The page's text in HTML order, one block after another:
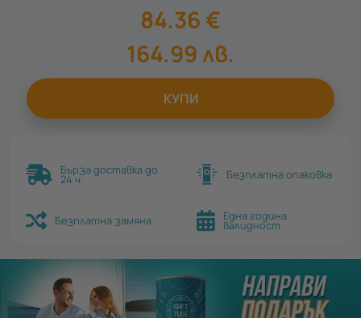
84.36 €
164.99лв.
КУПИ
Бърза доставка до
24 ч. Безплатна опаковка
Безплатна замяна Една година
валидност